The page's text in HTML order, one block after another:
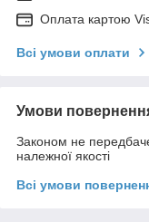
Оплата картою
Всі умови оплати
Умови
Законом не
належної якості
Всі умови